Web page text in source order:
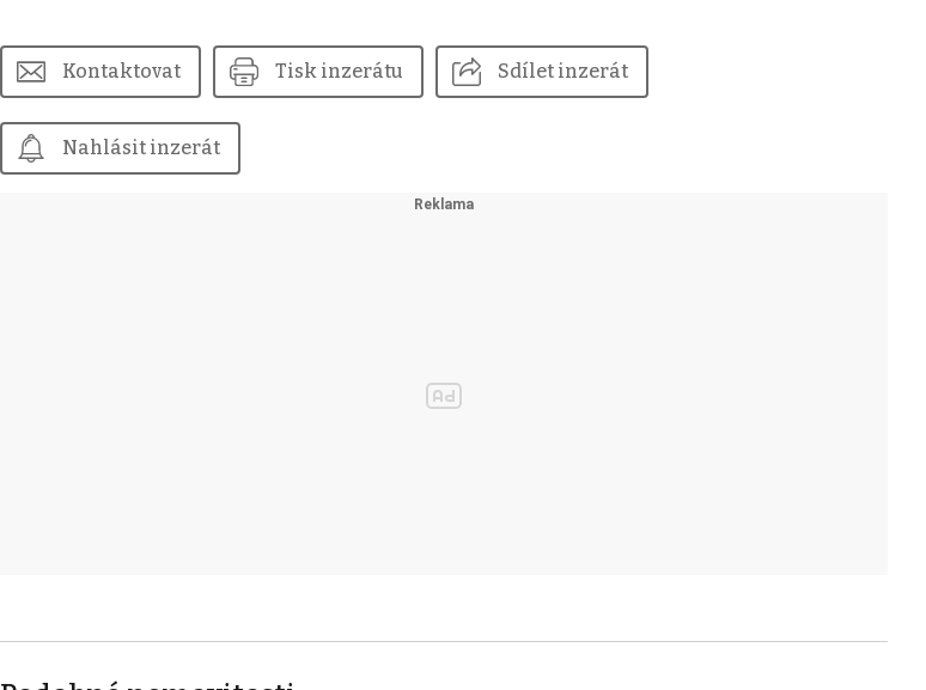
Kontaktovat Tisk inzerátu Sdílet inzerát
Nahlásit inzerát